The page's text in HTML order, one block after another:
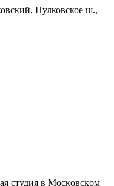
Пулковское ш.,
студия в Моcкoвcкoм